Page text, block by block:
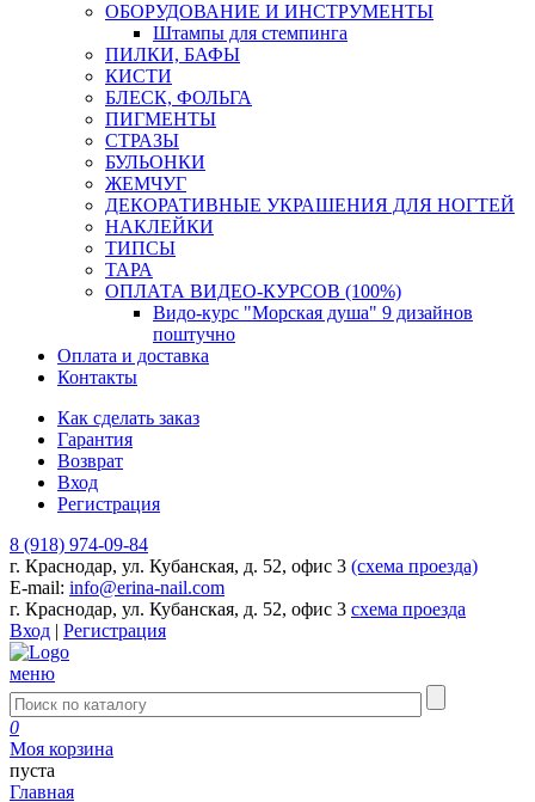
ОБОРУДОВАНИЕ И ИНСТРУМЕНТЫ
Штампы для стемпинга
ПИЛКИ, БАФЫ
КИСТИ
БЛЕСК, ФОЛЬГА
ПИГМЕНТЫ
СТРАЗЫ
БУЛЬОНКИ
ЖЕМЧУГ
ДЕКОРАТИВНЫЕ УКРАШЕНИЯ ДЛЯ НОГТЕЙ
НАКЛЕЙКИ
ТИПСЫ
ТАРА
ОПЛАТА ВИДЕО-КУРСОВ (100%)
Видо-курс "Морская душа" 9 дизайнов
поштучно
Оплата и доставка
Контакты
Как сделать заказ
Гарантия
Возврат
Вход
Регистрация
8 (918) 974-09-84
г. Краснодар, ул. Кубанская, д. 52, офис 3 (схема проезда)
E-mail: info@erina-nail.com
г. Краснодар, ул. Кубанская, д. 52, офис 3 схема проезда
Вход | Регистрация
меню
0
Моя корзина
пуста
Главная